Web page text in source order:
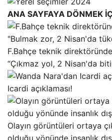
ANA SAYFAYA DÖNMEK
F.Bahçe teknik
“Çıkmaz yol, 2 Nisan'da
Icardi açıklaması!
Olayın görüntüleri ortaya
olduğu yönünde insanlık